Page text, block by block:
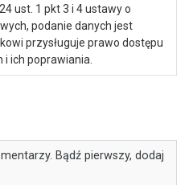
ust. 1 pkt 3 i 4 ustawy o
podanie danych jest
przysługuje prawo dostępu
i ich poprawiania.
Bądź pierwszy, dodaj